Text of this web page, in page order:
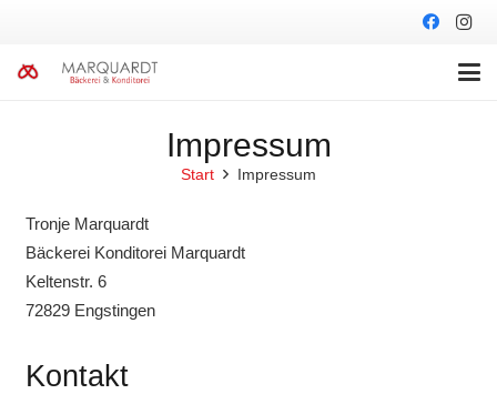
Impressum
Start Impressum
Tronje Marquardt
Bäckerei Konditorei Marquardt
Keltenstr. 6
72829 Engstingen
Kontakt